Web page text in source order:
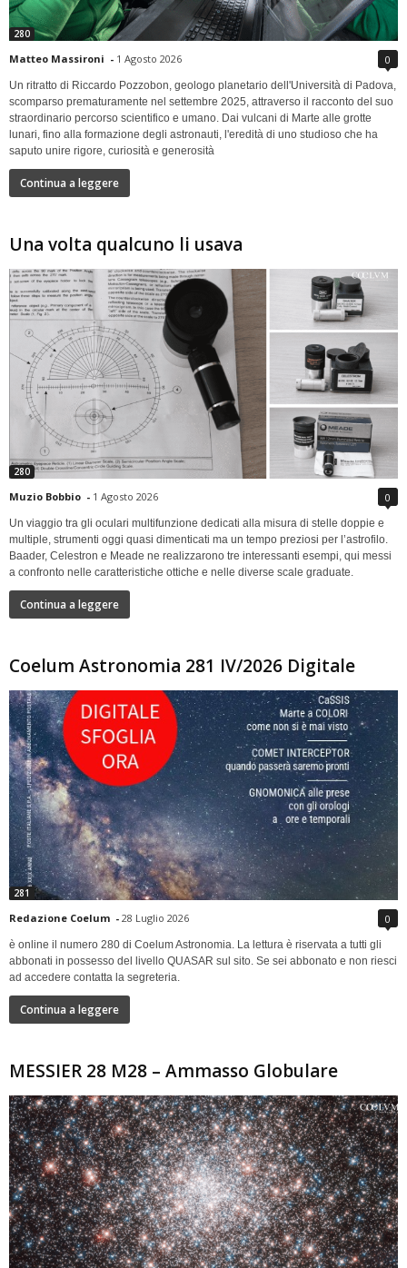
280
Matteo Massironi - 1 Agosto 2026 0
Un ritratto di Riccardo Pozzobon, geologo planetario dell'Università di Padova,
scomparso prematuramente nel settembre 2025, attraverso il racconto del suo
straordinario percorso scientifico e umano. Dai vulcani di Marte alle grotte
lunari, fino alla formazione degli astronauti, l'eredità di uno studioso che ha
saputo unire rigore, curiosità e generosità
Continua a leggere
Una volta qualcuno li usava
280
Muzio Bobbio - 1 Agosto 2026 0
Un viaggio tra gli oculari multifunzione dedicati alla misura di stelle doppie e
multiple, strumenti oggi quasi dimenticati ma un tempo preziosi per l’astrofilo.
Baader, Celestron e Meade ne realizzarono tre interessanti esempi, qui messi
a confronto nelle caratteristiche ottiche e nelle diverse scale graduate.
Continua a leggere
Coelum Astronomia 281 IV/2026 Digitale
281
Redazione Coelum - 28 Luglio 2026 0
è online il numero 280 di Coelum Astronomia. La lettura è riservata a tutti gli
abbonati in possesso del livello QUASAR sul sito. Se sei abbonato e non riesci
ad accedere contatta la segreteria.
Continua a leggere
MESSIER 28 M28 – Ammasso Globulare